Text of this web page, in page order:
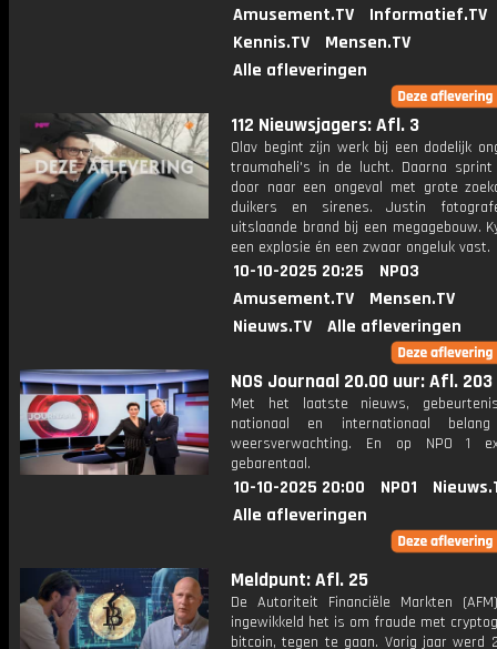
Amusement.TV
Informatief.TV
Kennis.TV
Mensen.TV
Alle afleveringen
112 Nieuwsjagers: Afl. 3
Olav begint zijn werk bij een dodelijk
traumaheli's in de lucht. Daarna
door naar een ongeval met grote
duikers en sirenes. Justin
uitslaande brand bij een megagebouw.
een explosie én een zwaar ongeluk vast.
10-10-2025 20:25
NPO3
Amusement.TV
Mensen.TV
Nieuws.TV
Alle afleveringen
NOS Journaal 20.00 uur: Afl. 203
Met het laatste nieuws,
nationaal en internationaal
weersverwachting. En op NPO 1
gebarentaal.
10-10-2025 20:00 NPO1
Alle afleveringen
Meldpunt: Afl. 25
De Autoriteit Financiële Markten
ingewikkeld het is om fraude met
bitcoin, tegen te gaan. Vorig jaar werd